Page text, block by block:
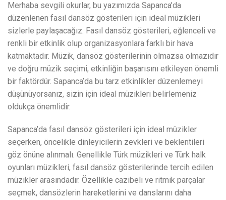
Merhaba sevgili okurlar, bu yazımızda Sapanca’da
düzenlenen fasıl dansöz gösterileri için ideal müzikleri
sizlerle paylaşacağız. Fasıl dansöz gösterileri, eğlenceli ve
renkli bir etkinlik olup organizasyonlara farklı bir hava
katmaktadır. Müzik, dansöz gösterilerinin olmazsa olmazıdır
ve doğru müzik seçimi, etkinliğin başarısını etkileyen önemli
bir faktördür. Sapanca’da bu tarz etkinlikler düzenlemeyi
düşünüyorsanız, sizin için ideal müzikleri belirlemeniz
oldukça önemlidir.
Sapanca’da fasıl dansöz gösterileri için ideal müzikler
seçerken, öncelikle dinleyicilerin zevkleri ve beklentileri
göz önüne alınmalı. Genellikle Türk müzikleri ve Türk halk
oyunları müzikleri, fasıl dansöz gösterilerinde tercih edilen
müzikler arasındadır. Özellikle cazibeli ve ritmik parçalar
seçmek, dansözlerin hareketlerini ve danslarını daha